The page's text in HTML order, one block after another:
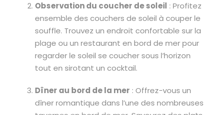
Observation du coucher de soleil : Profitez
ensemble des couchers de soleil à couper le
souffle. Trouvez un endroit confortable sur la
plage ou un restaurant en bord de mer pour
regarder le soleil se coucher sous l’horizon
tout en sirotant un cocktail.
Dîner au bord de la mer : Offrez-vous un
dîner romantique dans l’une des nombreuses